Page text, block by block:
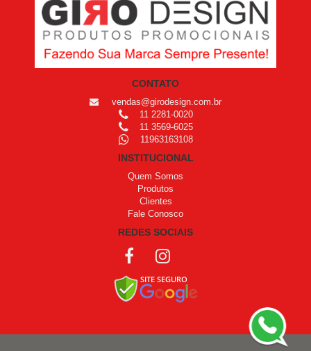
CONTATO
vendas@girodesign.com.br
11 2281-0020
11 3569-6025
11963163108
INSTITUCIONAL
Quem Somos
Produtos
Clientes
Fale Conosco
REDES SOCIAIS